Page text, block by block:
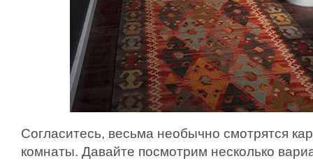
Согласитесь, весьма необычно смотрятся
комнаты. Давайте посмотрим несколько